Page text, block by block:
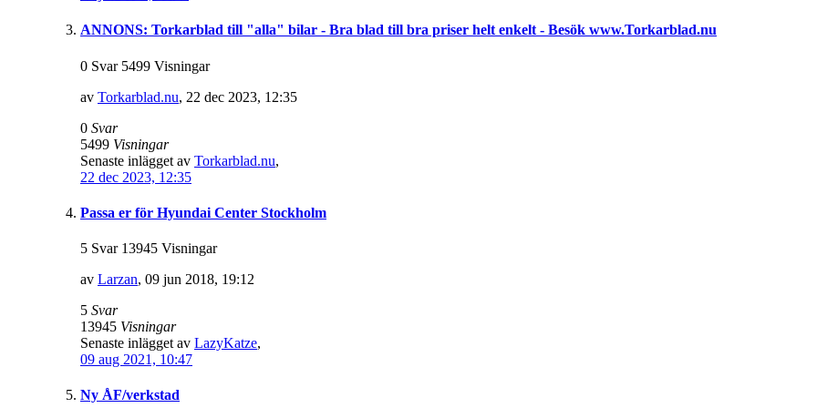
ANNONS: Torkarblad till "alla" bilar - Bra blad till bra priser helt enkelt - Besök www.Torkarblad.nu
0 Svar 5499 Visningar
av Torkarblad.nu, 22 dec 2023, 12:35
0 Svar
5499 Visningar
Senaste inlägget av Torkarblad.nu,
22 dec 2023, 12:35
Passa er för Hyundai Center Stockholm
5 Svar 13945 Visningar
av Larzan, 09 jun 2018, 19:12
5 Svar
13945 Visningar
Senaste inlägget av LazyKatze,
09 aug 2021, 10:47
Ny ÅF/verkstad